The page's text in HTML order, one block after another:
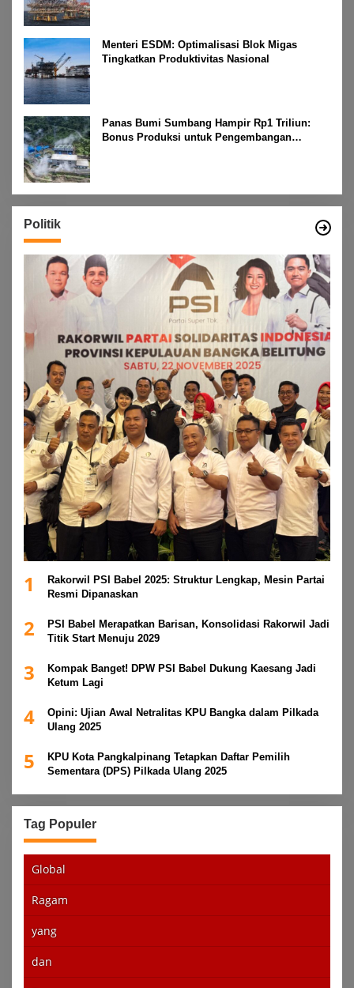
Menteri ESDM: Optimalisasi Blok Migas
Tingkatkan Produktivitas Nasional
Panas Bumi Sumbang Hampir Rp1 Triliun:
Bonus Produksi untuk Pengembangan
Politik
1
Rakorwil PSI Babel 2025: Struktur Lengkap, Mesin Partai
Resmi Dipanaskan
2
PSI Babel Merapatkan Barisan, Konsolidasi Rakorwil Jadi
Titik Start Menuju 2029
3
Kompak Banget! DPW PSI Babel Dukung Kaesang Jadi
Ketum Lagi
4
Opini: Ujian Awal Netralitas KPU Bangka dalam Pilkada
Ulang 2025
5
KPU Kota Pangkalpinang Tetapkan Daftar Pemilih
Sementara (DPS) Pilkada Ulang 2025
Tag Populer
Global
Ragam
yang
dan